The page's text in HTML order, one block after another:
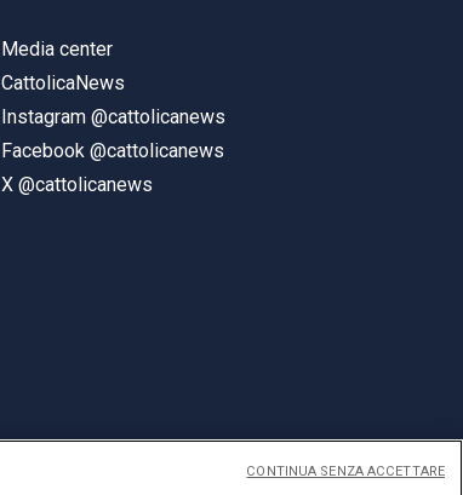
Media center
CattolicaNews
Instagram @cattolicanews
Facebook @cattolicanews
X @cattolicanews
CONTINUA SENZA ACCETTARE